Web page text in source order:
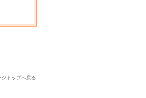
ジトップへ戻る